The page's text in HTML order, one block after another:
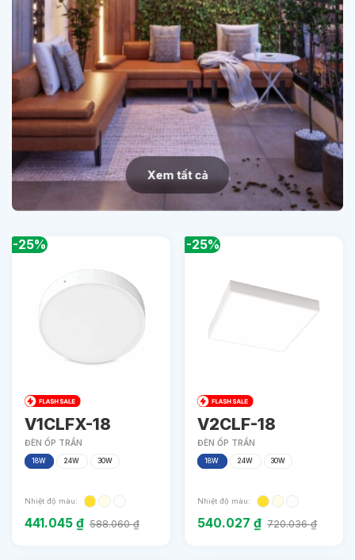
Xem tất cả
-25%
V1CLFX-18
ĐÈN ỐP TRẦN
18W 24W 30W
Nhiệt độ màu:
441.045 ₫ 588.060₫
-25%
V2CLF-18
ĐÈN ỐP TRẦN
18W 24W 30W
Nhiệt độ màu:
540.027₫ 720.036₫